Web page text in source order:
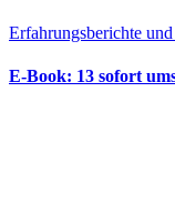
Erfahrungsberichte
E‑Book: 13 sofort